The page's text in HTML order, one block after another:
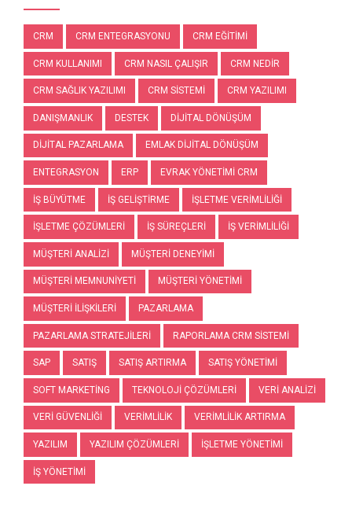
CRM CRM ENTEGRASYONU CRM EĞITIMI
CRM KULLANIMI CRM NASIL ÇALIŞIR CRM NEDIR
CRM SAĞLIK YAZILIMI CRM SISTEMI CRM YAZILIMI
DANIŞMANLIK DESTEK DIJITAL DÖNÜŞÜM
DIJITAL PAZARLAMA EMLAK DIJITAL DÖNÜŞÜM
ENTEGRASYON ERP EVRAK YÖNETIMI CRM
IŞ BÜYÜTME IŞ GELIŞTIRME IŞLETME VERIMLILIĞI
IŞLETME ÇÖZÜMLERI IŞ SÜREÇLERI IŞ VERIMLILIĞI
MÜŞTERI ANALIZI MÜŞTERI DENEYIMI
MÜŞTERI MEMNUNIYETI MÜŞTERI YÖNETIMI
MÜŞTERI İLIŞKILERI PAZARLAMA
PAZARLAMA STRATEJILERI RAPORLAMA CRM SISTEMI
SAP SATIŞ SATIŞ ARTIRMA SATIŞ YÖNETIMI
SOFT MARKETING TEKNOLOJI ÇÖZÜMLERI VERI ANALIZI
VERI GÜVENLIĞI VERIMLILIK VERIMLILIK ARTIRMA
YAZILIM YAZILIM ÇÖZÜMLERI İŞLETME YÖNETIMI
İŞ YÖNETIMI